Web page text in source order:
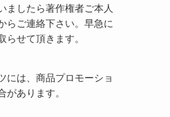
ましたら著作権者ご本人
らご連絡下さい。早急に
らせて頂きます。
には、商品プロモーショ
があります。